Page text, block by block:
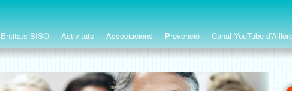
Entitats SISO Activitats Associacions Prevenció Canal YouTube